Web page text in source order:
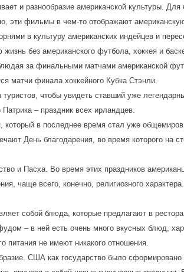
и разнообразие американской культуры.
эти фильмы в чем-то отображают
в культуру американских индейцев и
без американского футбола, хоккея и
за финальными матчами американской
матчи финала хоккейного Кубка Стэнли.
чтобы увидеть ставший уже
– праздник всех ирландцев.
который в последнее время стал уже
День благодарения, во время которого на
и Пасха. Во время этих праздников
чаще всего, конечно, религиозного характера.
собой блюда, которые предлагают в
– в ней есть очень много вкусных блюд,
питания не имеют никакого отношения.
США как государство было